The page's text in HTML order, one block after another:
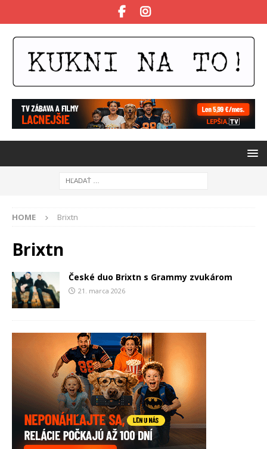
HOME Brixtn
Brixtn
České duo Brixtn s Grammy zvukárom
21. marca 2026